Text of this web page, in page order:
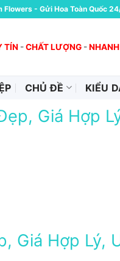
Flowers - Gửi Hoa Toàn Quốc
TÍN -CHẤT LƯỢNG -
CHỦ ĐỀ KIỂU
Giá Hợp
Giá Hợp Lý,